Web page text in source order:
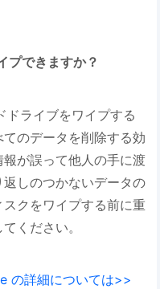
プできますか？
ドライブをワイプする
のデータを削除する効
が誤って他人の手に渡
しのつかないデータの
クをワイプする前に重
ください。
の詳細については>>